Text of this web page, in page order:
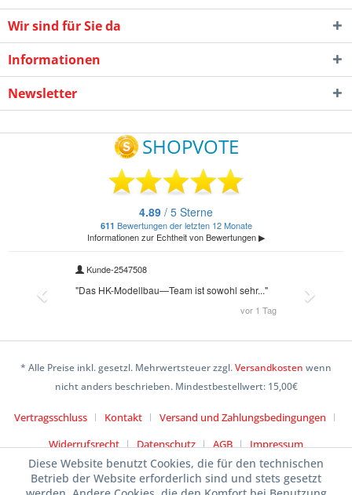
Wir sind für Sie da
Informationen
Newsletter
* Alle Preise inkl. gesetzl. Mehrwertsteuer zzgl.Versandkosten wenn
nicht anders beschrieben. Mindestbestellwert: 15,00€
Vertragsschluss Kontakt
Versand und Zahlungsbedingungen
Widerrufsrecht
Datenschutz AGB Impressum
Diese Website benutzt Cookies, die für den technischen
Betrieb der Website erforderlich sind und stets gesetzt